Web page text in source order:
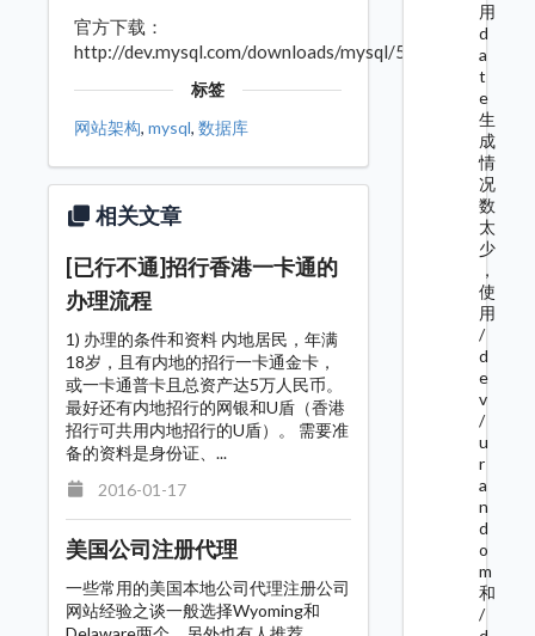
官方下载：
http://dev.mysql.com/downloads/mysql/5.4.html
标签
网站架构,mysql,数据库
相关文章
[已行不通]招行香港一卡通的
办理流程
1) 办理的条件和资料 内地居民，年满
18岁，且有内地的招行一卡通金卡，
或一卡通普卡且总资产达5万人民币。
最好还有内地招行的网银和U盾（香港
招行可共用内地招行的U盾）。 需要准
备的资料是身份证、...
2016-01-17
美国公司注册代理
一些常用的美国本地公司代理注册公司
网站经验之谈一般选择Wyoming和
用
d
a
t
e
生
成
情
况
数
太
少
，
使
用
/
d
e
v
/
u
r
a
n
d
o
m
和
/